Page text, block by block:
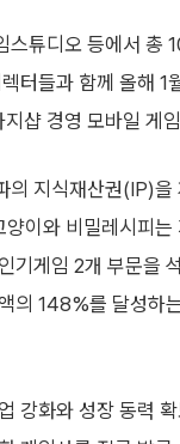
스튜디오 등에서 총
터들과 함께 올해
샵 경영 모바일 게
지식재산권(IP)을
이와 비밀레시피
기게임 2개 부문을
의 148%를 달성하
강화와 성장 동력